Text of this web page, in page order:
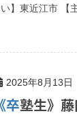
】東近江市 【
2025年8月13日
《卒塾生